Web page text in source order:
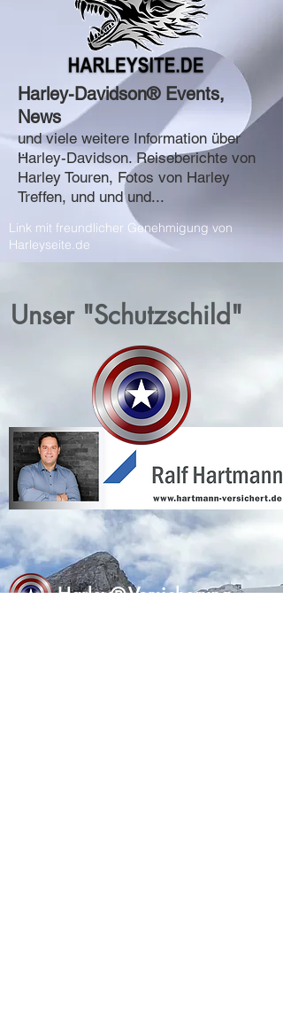
Harley-Davidson® Events,
News
und viele weitere Information über
Harley-Davidson. Reiseberichte von
Harley Touren, Fotos von Harley
Treffen, und und und...
...
Link mit freundlicher Genehmigung von
Harleyseite.de
Unser "Schutzschild"
Harley®-Versicherung